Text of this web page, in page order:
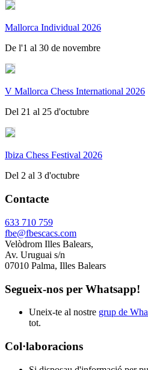
Mallorca Individual 2026
De l'1 al 30 de novembre
V Mallorca Chess International 2026
Del 21 al 25 d'octubre
Ibiza Chess Festival 2026
Del 2 al 3 d'octubre
Contacte
633 710 759
fbe@fbescacs.com
Velòdrom Illes Balears,
Av. Uruguai s/n
07010 Palma, Illes Balears
Segueix-nos per Whatsapp!
Uneix-te al nostre grup de
tot.
Col·laboracions